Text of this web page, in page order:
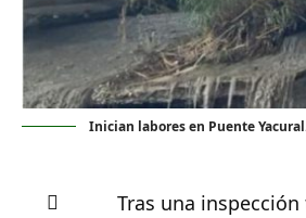
Inician labores en Puente
Tras una